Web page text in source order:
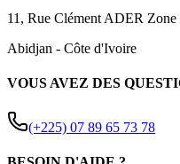
11, Rue Clément ADER
Abidjan - Côte d'Ivoire
VOUS AVEZ DES
(+225) 07 89 65 73 78